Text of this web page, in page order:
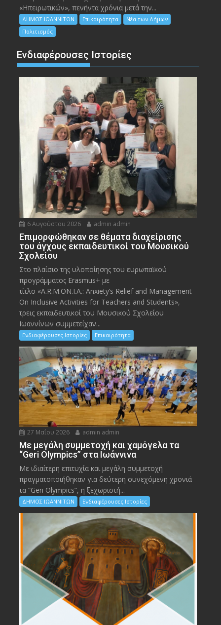
«Ηπειρωτικών», πενήντα χρόνια μετά την...
ΔΗΜΟΣ ΙΩΑΝΝΙΤΩΝ Επικαιρότητα
Νέα των Δήμων
Πολιτισμός
Ενδιαφέρουσες Ιστορίες
6 Αυγούστου 2026 admin admin
Eπιμορφώθηκαν σε θέματα διαχείρισης
του άγχους εκπαιδευτικοί του Μουσικού
Σχολείου
Στο πλαίσιο της υλοποίησης του ευρωπαϊκού
προγράμματος Erasmus+ με
τίτλο «A.R.M.ON.I.A.: Anxiety’s Relief and Management
On Inclusive Activities for Teachers and Students»,
τρεις εκπαιδευτικοί του Μουσικού Σχολείου
Ιωαννίνων συμμετείχαν...
Ενδιαφέρουσες Ιστορίες Επικαιρότητα
27 Μαΐου 2026 admin admin
Με μεγάλη συμμετοχή και χαμόγελα τα
“Geri Olympics” στα Ιωάννινα
Με ιδιαίτερη επιτυχία και μεγάλη συμμετοχή
πραγματοποιήθηκαν για δεύτερη συνεχόμενη χρονιά
τα “Geri Olympics”, η ξεχωριστή...
ΔΗΜΟΣ ΙΩΑΝΝΙΤΩΝ Ενδιαφέρουσες Ιστορίες